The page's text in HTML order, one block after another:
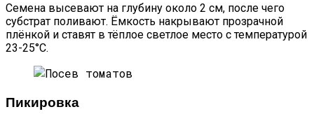
Семена высевают на глубину около 2 см, после чего
субстрат поливают. Ёмкость накрывают прозрачной
плёнкой и ставят в тёплое светлое место с температурой
23-25°С.
Пикировка